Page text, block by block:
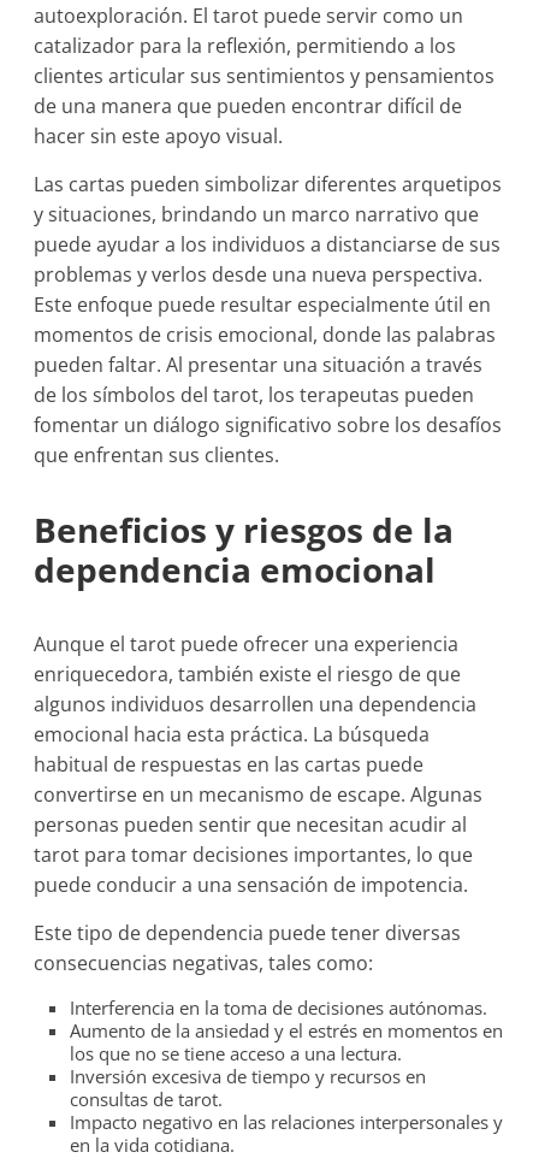
autoexploración. El tarot puede servir como un
catalizador para la reflexión, permitiendo a los
clientes articular sus sentimientos y pensamientos
de una manera que pueden encontrar difícil de
hacer sin este apoyo visual.
Las cartas pueden simbolizar diferentes arquetipos
y situaciones, brindando un marco narrativo que
puede ayudar a los individuos a distanciarse de sus
problemas y verlos desde una nueva perspectiva.
Este enfoque puede resultar especialmente útil en
momentos de crisis emocional, donde las palabras
pueden faltar. Al presentar una situación a través
de los símbolos del tarot, los terapeutas pueden
fomentar un diálogo significativo sobre los desafíos
que enfrentan sus clientes.
Beneficios y riesgos de la
dependencia emocional
Aunque el tarot puede ofrecer una experiencia
enriquecedora, también existe el riesgo de que
algunos individuos desarrollen una dependencia
emocional hacia esta práctica. La búsqueda
habitual de respuestas en las cartas puede
convertirse en un mecanismo de escape. Algunas
personas pueden sentir que necesitan acudir al
tarot para tomar decisiones importantes, lo que
puede conducir a una sensación de impotencia.
Este tipo de dependencia puede tener diversas
consecuencias negativas, tales como:
Interferencia en la toma de decisiones autónomas.
Aumento de la ansiedad y el estrés en momentos en
los que no se tiene acceso a una lectura.
Inversión excesiva de tiempo y recursos en
consultas de tarot.
Impacto negativo en las relaciones interpersonales y
en la vida cotidiana.